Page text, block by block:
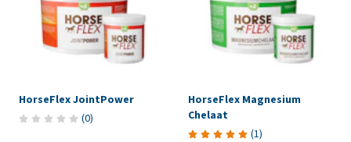
HorseFlex JointPower
(0)
HorseFlex Magnesium
Chelaat
(1)